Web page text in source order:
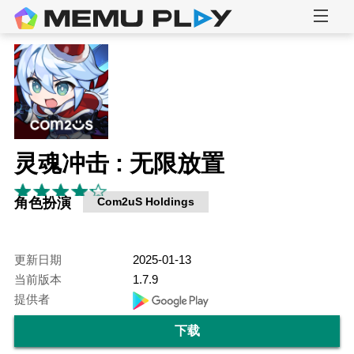
灵魂冲击 : 无限放置
角色扮演 Com2uS Holdings
更新日期
2025-01-13
当前版本
1.7.9
提供者
下载